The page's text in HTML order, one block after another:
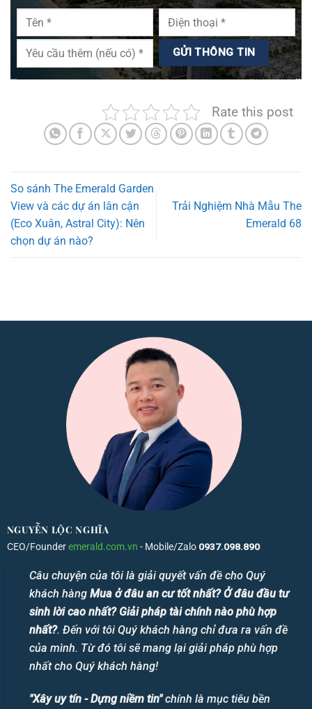
Rate this post
So sánh The Emerald Garden
View và các dự án lân cận
(Eco Xuân, Astral City): Nên
chọn dự án nào?
Trải Nghiệm Nhà Mẫu The
Emerald 68
NGUYỄN LỘC NGHĨA
CEO/Founderemerald.com.vn - Mobile/Zalo 0937.098.890
Câu chuyện của tôi là giải quyết vấn đề cho Quý
khách hàngMua ở đâu an cư tốt nhất? Ở đâu đầu tư
sinh lời cao nhất? Giải pháp tài chính nào phù hợp
nhất?. Đến với tôi Quý khách hàng chỉ đưa ra vấn đề
của mình. Từ đó tôi sẽ mang lại giải pháp phù hợp
nhất cho Quý khách hàng!
"Xây uy tín - Dựng niềm tin"chính là mục tiêu bền